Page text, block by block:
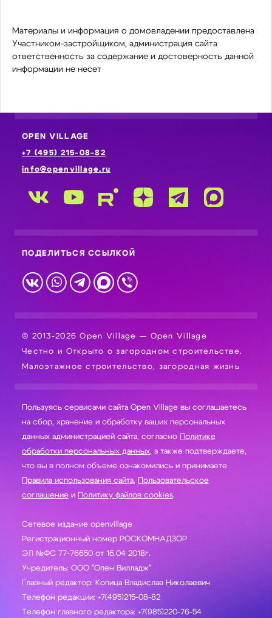
Материалы и информация о домовладении предоставлена
Участником-застройщиком, администрация сайта
ответственность за содержание и достоверность данной
информации не несет
OPEN VILLAGE
+7 (495) 215-08-82
info@openvillage.ru
ПОДЕЛИТЬСЯ ССЫЛКОЙ
© 2013-2026 Open Village — Open Village
Честно и Открыто о загородном строительстве.
Малоэтажное строительство, загородная жизнь
Пользуясь сервисами сайта Open Village вы соглашаетесь
на сбор, хранение и обработку ваших персональных
данных администрацией сайта, согласно Политике
обработки персональных данных, а также подтверждаете,
что вы в полном объеме ознакомились и принимаете
Правила использования сайта, Пользовательское
соглашение и Политику файлов cookies.
Сетевое издание openvillage
Регистрационный номер РОСКОМНАДЗОР
ЭЛ №ФС 77-76650 от 16.04 2018г.
Учредитель: ООО "Опен Вилладж"
Главный редактор: Копица Владислав Николаевич
Телефон редакции: +7(495)215-08-82
Телефон главного редактора: +7(985)220-76-54